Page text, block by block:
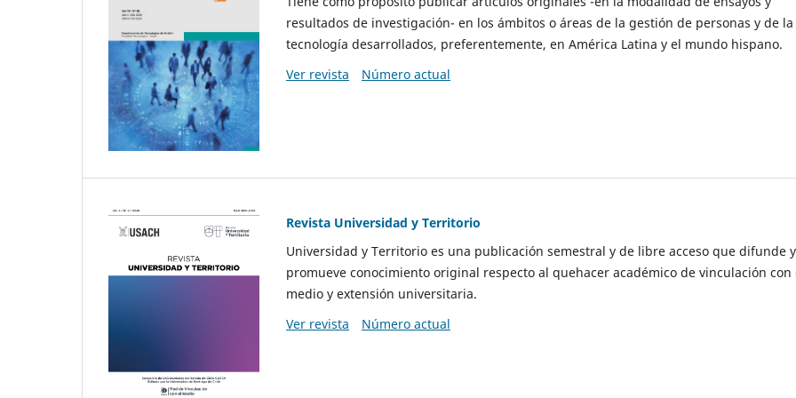
resultados de investigación- en los ámbitos o áreas de la gestión de personas y de la
tecnología desarrollados, preferentemente, en América Latina y el mundo hispano.
Ver revista
Número actual
Revista Universidad y Territorio
Universidad y Territorio es una publicación semestral y de libre acceso que difunde y
promueve conocimiento original respecto al quehacer académico de vinculación con
medio y extensión universitaria.
Ver revista
Número actual